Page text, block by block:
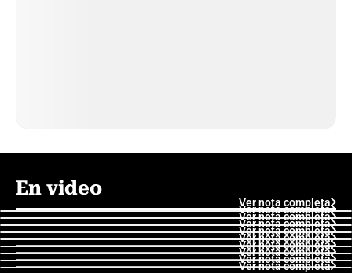
En video
Ver nota completa
Ver nota completa
Ver nota completa
Ver nota completa
Ver nota completa
Ver nota completa
Ver nota completa
Ver nota completa
Ver nota completa
Ver nota completa